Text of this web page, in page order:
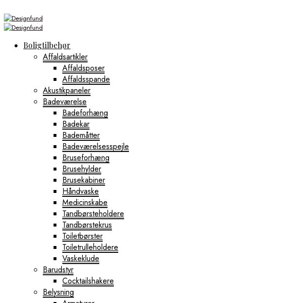
Boligtilbehør
Affaldsartikler
Affaldsposer
Affaldsspande
Akustikpaneler
Badeværelse
Badeforhæng
Badekar
Bademåtter
Badeværelsesspejle
Bruseforhæng
Brusehylder
Brusekabiner
Håndvaske
Medicinskabe
Tandbørsteholdere
Tandbørstekrus
Toiletbørster
Toiletrulleholdere
Vaskeklude
Barudstyr
Cocktailshakere
Belysning